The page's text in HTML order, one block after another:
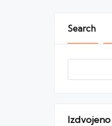
Search
Izdvojeno